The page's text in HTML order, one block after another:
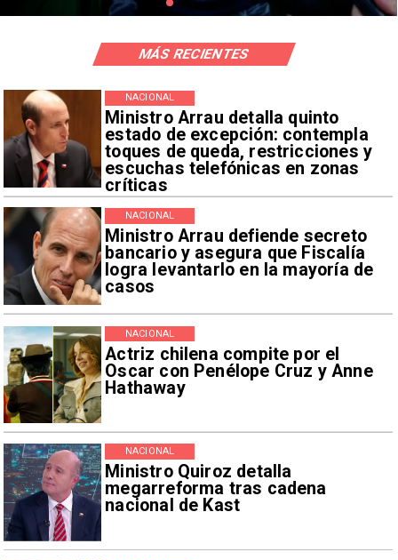
Ministro Arrau detalla quinto
estado de excepción: contempla
toques de queda, restricciones y
escuchas telefónicas en zonas
críticas
NACIONAL
Ministro Arrau defiende secreto
bancario y asegura que Fiscalía
logra levantarlo en la mayoría de
casos
NACIONAL
Actriz chilena compite por el
Oscar con Penélope Cruz y Anne
Hathaway
NACIONAL
Ministro Quiroz detalla
megarreforma tras cadena
nacional de Kast
NACIONAL
MÁS RECIENTES